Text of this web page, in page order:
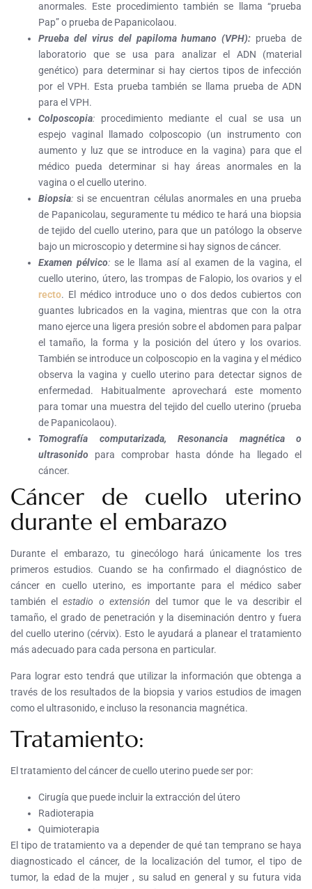
anormales. Este procedimiento también se llama “prueba
Pap” o prueba de Papanicolaou.
Prueba del virus del papiloma humano (VPH): prueba de
laboratorio que se usa para analizar el ADN (material
genético) para determinar si hay ciertos tipos de infección
por el VPH. Esta prueba también se llama prueba de ADN
para el VPH.
Colposcopia: procedimiento mediante el cual se usa un
espejo vaginal llamado colposcopio (un instrumento con
aumento y luz que se introduce en la vagina) para que el
médico pueda determinar si hay áreas anormales en la
vagina o el cuello uterino.
Biopsia: si se encuentran células anormales en una prueba
de Papanicolau, seguramente tu médico te hará una biopsia
de tejido del cuello uterino, para que un patólogo la observe
bajo un microscopio y determine si hay signos de cáncer.
Examen pélvico:se le llama así al examen de la vagina, el
cuello uterino, útero, las trompas de Falopio, los ovarios y el
recto. El médico introduce uno o dos dedos cubiertos con
guantes lubricados en la vagina, mientras que con la otra
mano ejerce una ligera presión sobre el abdomen para palpar
el tamaño, la forma y la posición del útero y los ovarios.
También se introduce un colposcopio en la vagina y el médico
observa la vagina y cuello uterino para detectar signos de
enfermedad. Habitualmente aprovechará este momento
para tomar una muestra del tejido del cuello uterino (prueba
de Papanicolaou).
Tomografía computarizada, Resonancia magnética o
ultrasonido para comprobar hasta dónde ha llegado el
cáncer.
Cáncer de cuello uterino
durante el embarazo
Durante el embarazo, tu ginecólogo hará únicamente los tres
primeros estudios. Cuando se ha confirmado el diagnóstico de
cáncer en cuello uterino, es importante para el médico saber
también elestadio o extensión del tumor que le va describir el
tamaño, el grado de penetración y la diseminación dentro y fuera
del cuello uterino (cérvix). Esto le ayudará a planear el tratamiento
más adecuado para cada persona en particular.
Para lograr esto tendrá que utilizar la información que obtenga a
través de los resultados de la biopsia y varios estudios de imagen
como el ultrasonido, e incluso la resonancia magnética.
Tratamiento:
El tratamiento del cáncer de cuello uterino puede ser por:
Cirugía que puede incluir la extracción del útero
Radioterapia
Quimioterapia
El tipo de tratamiento va a depender de qué tan temprano se haya
diagnosticado el cáncer, de la localización del tumor, el tipo de
tumor, la edad de la mujer , su salud en general y su futura vida